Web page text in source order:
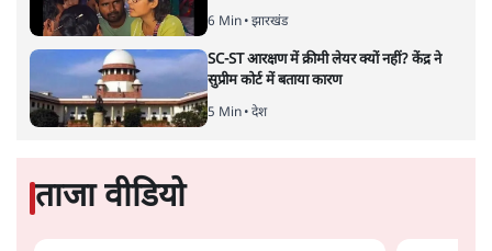
6 Min• झारखंड
SC-ST आरक्षण में क्रीमी लेयर क्यों नहीं? केंद्र ने
सुप्रीम कोर्ट में बताया कारण
5 Min• देश
ताजा वीडियो